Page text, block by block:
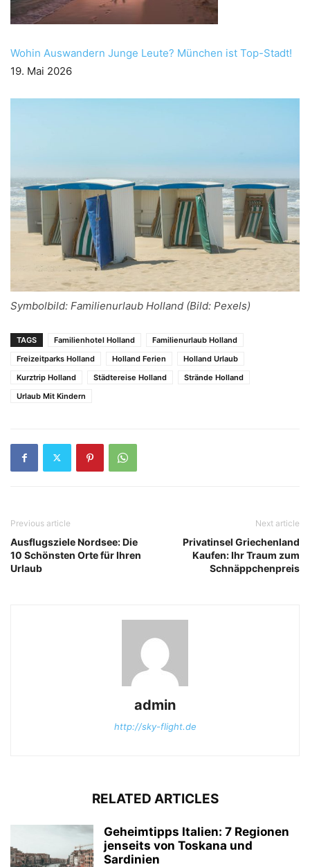
Wohin Auswandern Junge Leute? München ist Top-Stadt!
19. Mai 2026
Symbolbild: Familienurlaub Holland (Bild: Pexels)
TAGS Familienhotel Holland
Familienurlaub Holland
Freizeitparks Holland
Holland Ferien
Holland Urlaub
Kurztrip Holland
Städtereise Holland
Strände Holland
Urlaub Mit Kindern
Previous article
Ausflugsziele Nordsee: Die
10 Schönsten Orte für Ihren
Urlaub
Next article
Privatinsel Griechenland
Kaufen: Ihr Traum zum
Schnäppchenpreis
admin
http://sky-flight.de
RELATED ARTICLES
Geheimtipps Italien: 7 Regionen
jenseits von Toskana und
Sardinien